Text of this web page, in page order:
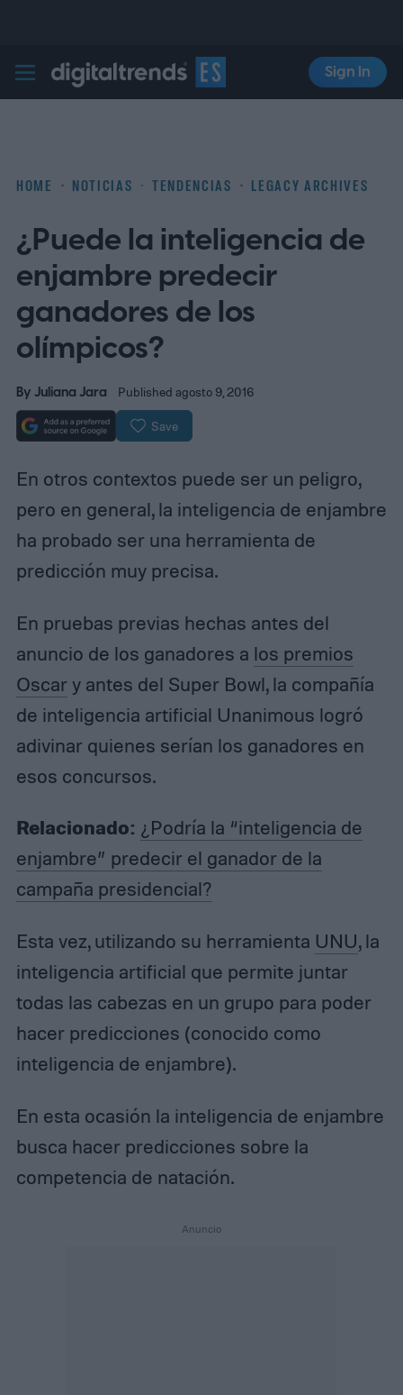
Digital Trends Español
Sign In
HOME NOTICIAS TENDENCIAS LEGACY ARCHIVES
¿Puede la inteligencia de
enjambre predecir
ganadores de los
olímpicos?
ByJuliana Jara Published agosto 9, 2016
Save
En otros contextos puede ser un peligro,
pero en general, la inteligencia de enjambre
ha probado ser una herramienta de
predicción muy precisa.
En pruebas previas hechas antes del
anuncio de los ganadores a los premios
Oscar y antes del Super Bowl, la compañía
de inteligencia artificial Unanimous logró
adivinar quienes serían los ganadores en
esos concursos.
Relacionado: ¿Podría la “inteligencia de
enjambre” predecir el ganador de la
campaña presidencial?
Esta vez, utilizando su herramienta UNU, la
inteligencia artificial que permite juntar
todas las cabezas en un grupo para poder
hacer predicciones (conocido como
inteligencia de enjambre).
En esta ocasión la inteligencia de enjambre
busca hacer predicciones sobre la
competencia de natación.